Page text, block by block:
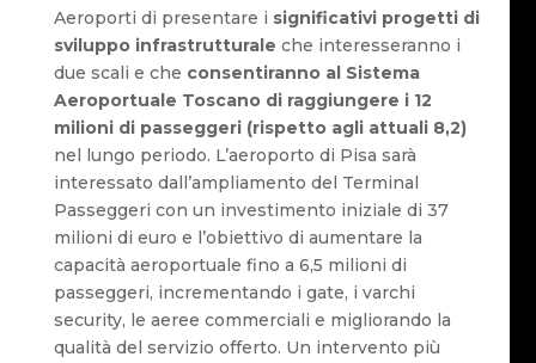
Aeroporti di presentare i significativi progetti di
sviluppo infrastrutturale che interesseranno i
due scali e che consentiranno al Sistema
Aeroportuale Toscano di raggiungere i 12
milioni di passeggeri (rispetto agli attuali 8,2)
nel lungo periodo. L’aeroporto di Pisa sarà
interessato dall’ampliamento del Terminal
Passeggeri con un investimento iniziale di 37
milioni di euro e l’obiettivo di aumentare la
capacità aeroportuale fino a 6,5 milioni di
passeggeri, incrementando i gate, i varchi
security, le aeree commerciali e migliorando la
qualità del servizio offerto. Un intervento più